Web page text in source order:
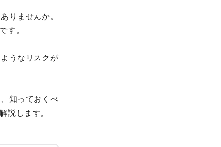
りませんか。
す。
うなリスクが
知っておくべ
説します。